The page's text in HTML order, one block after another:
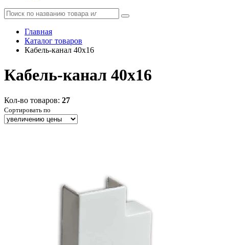
Главная
Каталог товаров
Кабель-канал 40х16
Кабель-канал 40х16
Кол-во товаров: 27
Сортировать по